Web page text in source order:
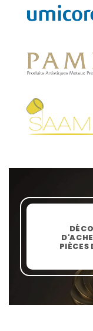
PIÈCES